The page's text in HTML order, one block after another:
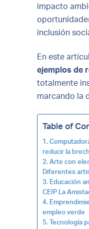
impacto
inclusión
En este
ejemplos de
totalmente
marcando la
Table of
1.
reducir la
2. Arte con
Diferentes
3. Educación
CEIP La
4.
empleo verde
5. Tecnología